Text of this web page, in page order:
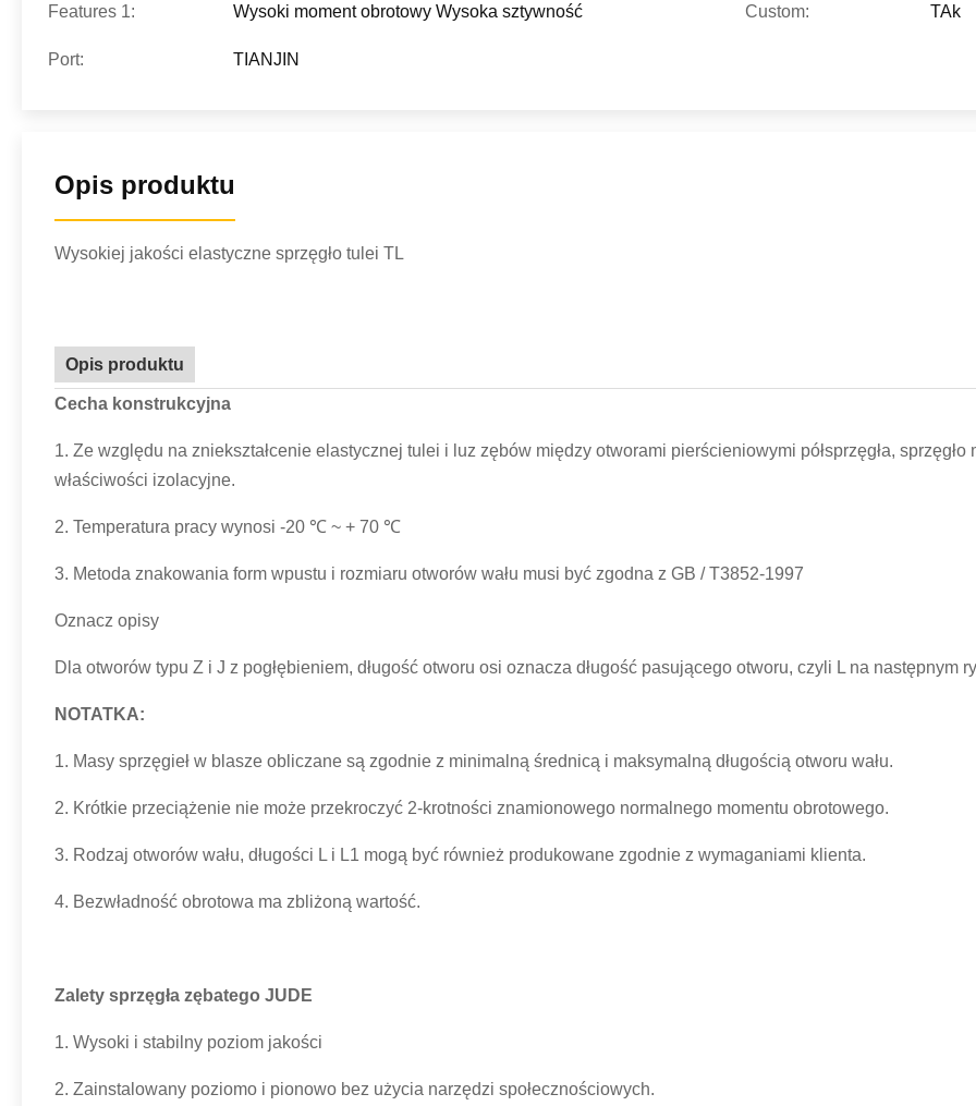
Features 1: Wysoki moment obrotowy Wysoka sztywność Custom: TAk
Port: TIANJIN
Opis produktu
Wysokiej jakości elastyczne sprzęgło tulei TL
Opis produktu
Cecha konstrukcyjna
1. Ze względu na zniekształcenie elastycznej tulei i luz zębów między otworami pierścieniowymi półsprzęgła,
właściwości izolacyjne.
2. Temperatura pracy wynosi -20 ℃ ~ + 70 ℃
3. Metoda znakowania form wpustu i rozmiaru otworów wału musi być zgodna z GB / T3852-1997
Oznacz opisy
Dla otworów typu Z i J z pogłębieniem, długość otworu osi oznacza długość pasującego otworu, czyli L na następnym
NOTATKA:
1. Masy sprzęgieł w blasze obliczane są zgodnie z minimalną średnicą i maksymalną długością otworu wału.
2. Krótkie przeciążenie nie może przekroczyć 2-krotności znamionowego normalnego momentu obrotowego.
3. Rodzaj otworów wału, długości L i L1 mogą być również produkowane zgodnie z wymaganiami klienta.
4. Bezwładność obrotowa ma zbliżoną wartość.
Zalety sprzęgła zębatego JUDE
1. Wysoki i stabilny poziom jakości
2. Zainstalowany poziomo i pionowo bez użycia narzędzi społecznościowych.